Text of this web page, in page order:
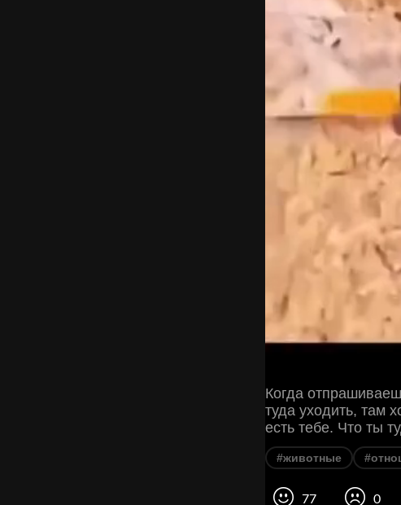
Когда
туда уходить, там
есть тебе. Что ты
#животные
77 0